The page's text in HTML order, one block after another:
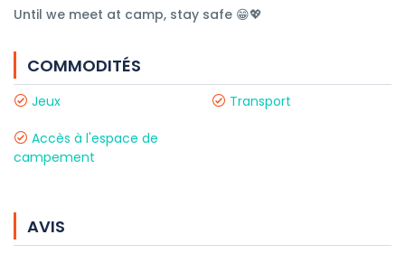
Until we meet at camp, stay safe 😁💖
COMMODITÉS
Jeux Transport
Accès à l'espace de
campement
AVIS